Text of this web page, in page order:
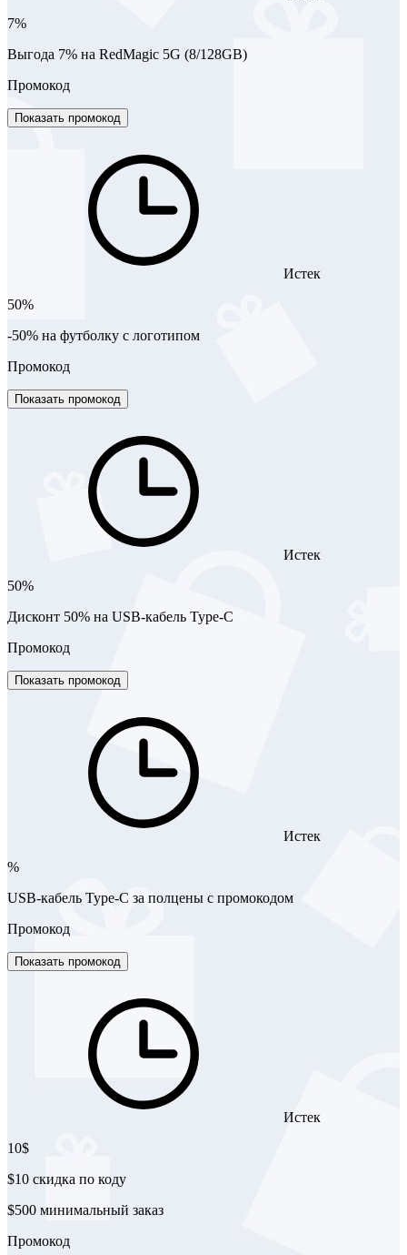
7%
Выгода 7% на RedMagic 5G (8/128GB)
Промокод
Показать промокод
Истек
50%
-50% на футболку с логотипом
Промокод
Показать промокод
Истек
50%
Дисконт 50% на USB-кабель Type-C
Промокод
Показать промокод
Истек
%
USB-кабель Type-C за полцены с промокодом
Промокод
Показать промокод
Истек
10$
$10 скидка по коду
$500 минимальный заказ
Промокод